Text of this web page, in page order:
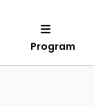
Program